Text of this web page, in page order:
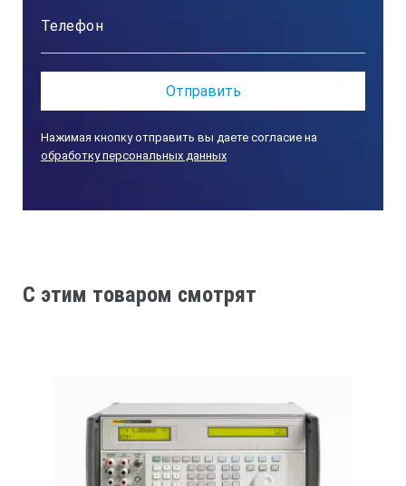
Нажимая кнопку отправить вы даете согласие на
обработку персональных данных
C этим товаром смотрят